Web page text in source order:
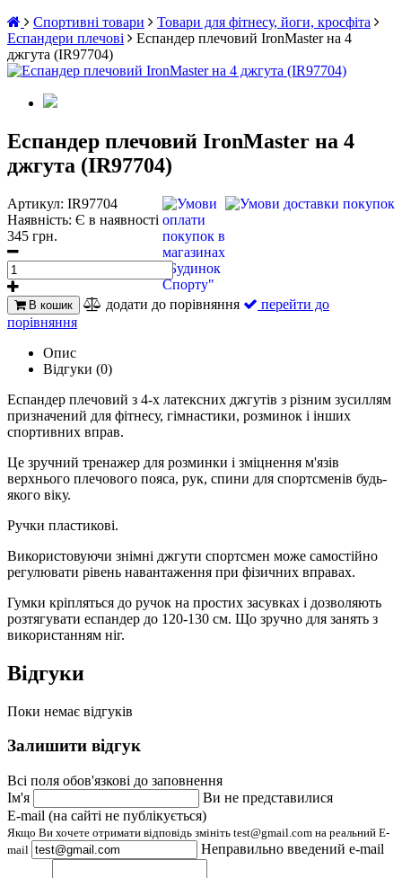
Спортивні товари
Товари для фітнесу, йоги, кросфіта
Еспандери плечові
Еспандер плечовий IronMaster на 4
джгута (IR97704)
Еспандер плечовий IronMaster на 4
джгута (IR97704)
Артикул: IR97704
Наявність: Є в наявності
345 грн.
В кошик додати до порівняння
перейти до
порівняння
Опис
Відгуки (0)
Еспандер плечовий з 4-х латексних джгутів з різним зусиллям
призначений для фітнесу, гімнастики, розминок і інших
спортивних вправ.
Це зручний тренажер для розминки і зміцнення м'язів
верхнього плечового пояса, рук, спини для спортсменів будь-
якого віку.
Ручки пластикові.
Використовуючи знімні джгути спортсмен може самостійно
регулювати рівень навантаження при фізичних вправах.
Гумки кріпляться до ручок на простих засувках і дозволяють
розтягувати еспандер до 120-130 см. Що зручно для занять з
використанням ніг.
Відгуки
Поки немає відгуків
Залишити відгук
Всі поля обов'язкові до заповнення
Ім'я
Ви не представилися
E-mail (на сайті не публікується)
Якщо Ви хочете отримати відповідь змініть test@gmail.com на реальний E-
mail
Неправильно введений e-mail